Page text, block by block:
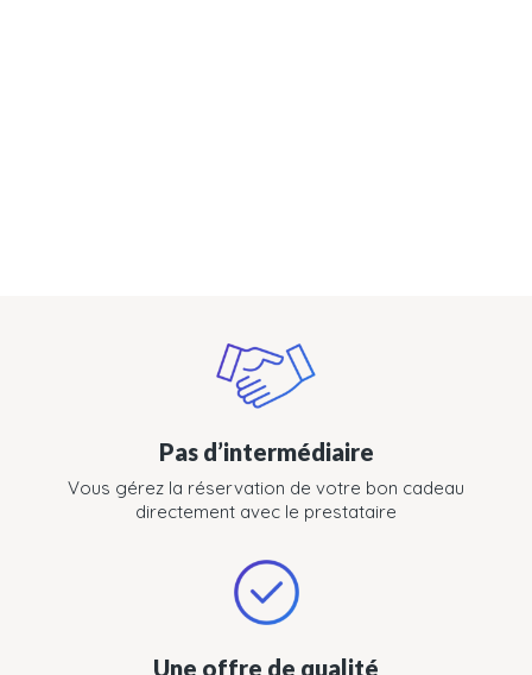
Pas d’intermédiaire
Vous gérez la réservation de votre bon cadeau
directement avec le prestataire
Une offre de qualité